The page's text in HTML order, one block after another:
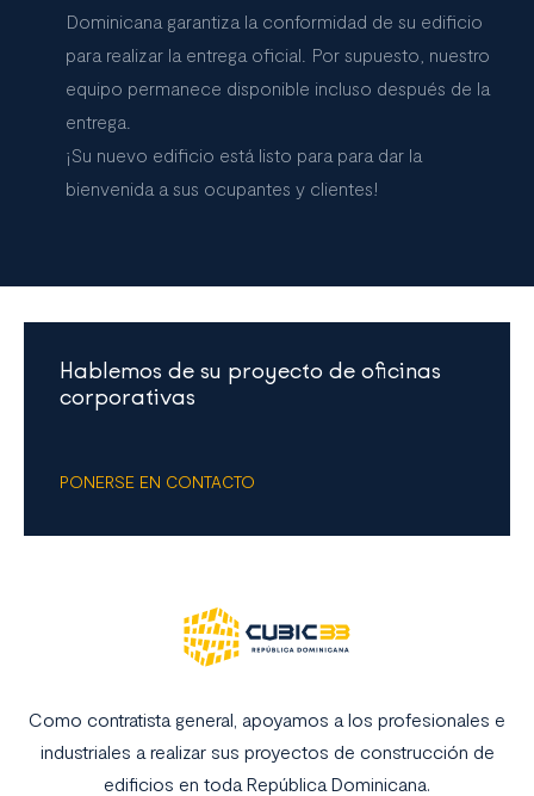
Dominicana garantiza la conformidad de su edificio
para realizar la entrega oficial. Por supuesto, nuestro
equipo permanece disponible incluso después de la
entrega.
¡Su nuevo edificio está listo para para dar la
bienvenida a sus ocupantes y clientes!
Hablemos de su proyecto de oficinas
corporativas
PONERSE EN CONTACTO
Como contratista general, apoyamos a los profesionales e
industriales a realizar sus proyectos de construcción de
edificios en toda República Dominicana.